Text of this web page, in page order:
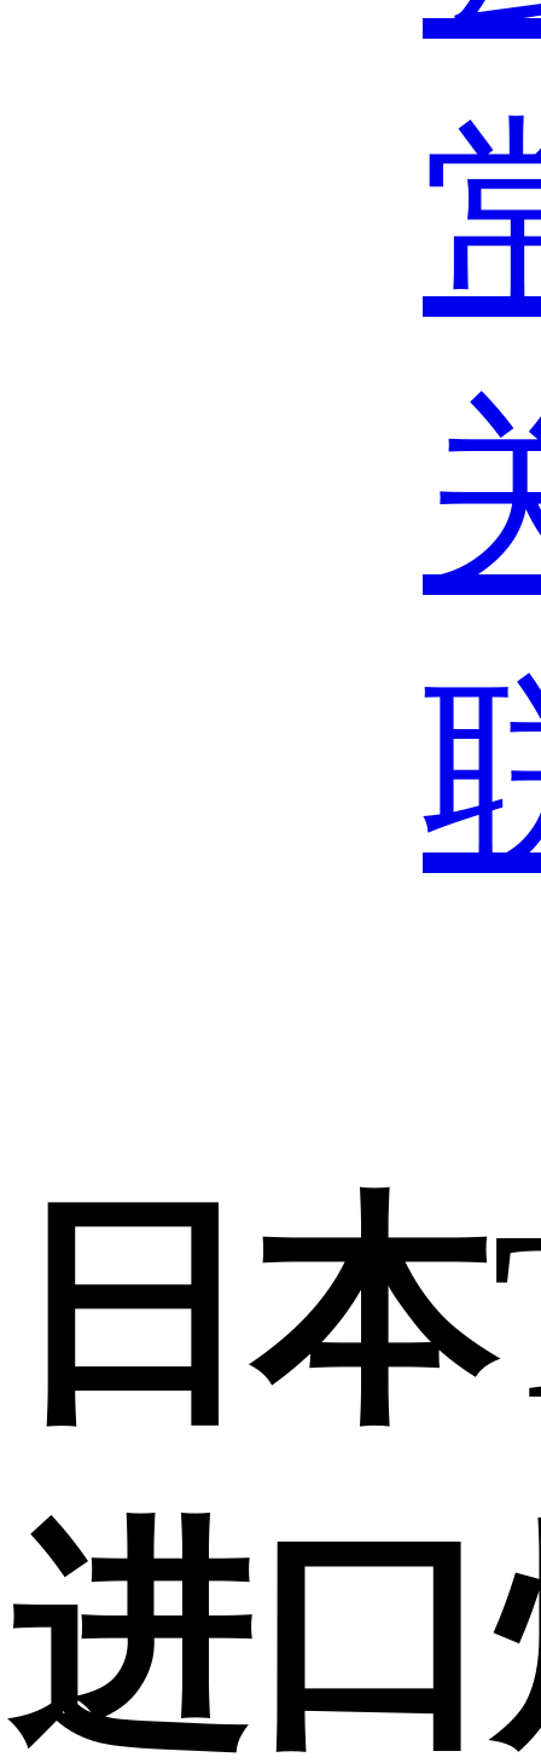
日
进